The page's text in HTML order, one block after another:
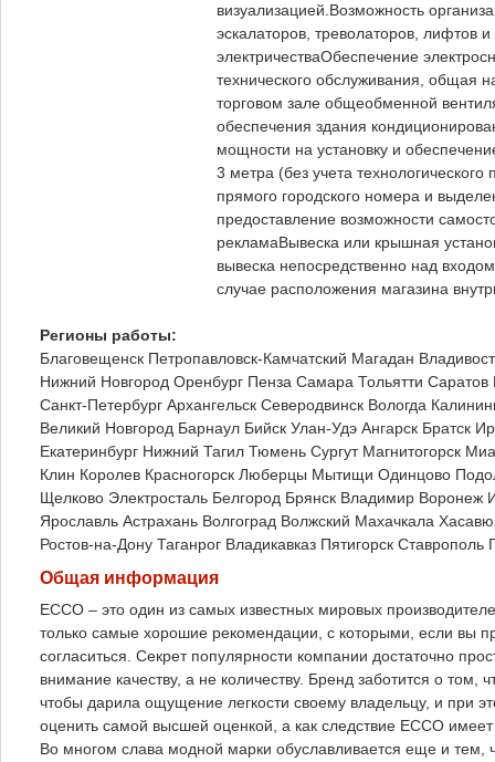
визуализацией.Возможность
эскалаторов, треволаторов, лифтов
электричестваОбеспечение
технического обслуживания, общая
торговом зале общеобменной
обеспечения здания
мощности на установку и
3 метра (без учета
прямого городского номера и
предоставление возможности
рекламаВывеска или крышная
вывеска непосредственно над
случае расположения магазина
Регионы работы:
Благовещенск Петропавловск-Камчатский Магадан
Нижний Новгород Оренбург Пенза Самара Тольятти Саратов
Санкт-Петербург Архангельск Северодвинск Вологда
Великий Новгород Барнаул Бийск Улан-Удэ Ангарск Братск
Екатеринбург Нижний Тагил Тюмень Сургут Магнитогорск
Клин Королев Красногорск Люберцы Мытищи Одинцово
Щелково Электросталь Белгород Брянск Владимир Воронеж
Ярославль Астрахань Волгоград Волжский Махачкала
Ростов-на-Дону Таганрог Владикавказ Пятигорск Ставрополь
Общая информация
ECCO – это один из самых известных мировых
только самые хорошие рекомендации, с которыми, если вы
согласиться. Секрет популярности компании достаточно
внимание качеству, а не количеству. Бренд заботится о
чтобы дарила ощущение легкости своему владельцу, и при
оценить самой высшей оценкой, а как следствие ECCO
Во многом слава модной марки обуславливается еще и тем,